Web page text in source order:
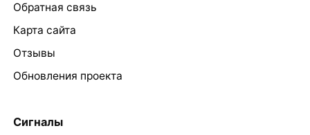
Обратная связь
Карта сайта
Отзывы
Обновления проекта
Сигналы